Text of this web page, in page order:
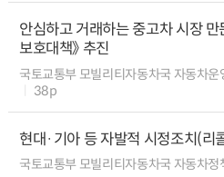
안심하고 거래하는 중고차 시장 만
보호대책》 추진
국토교통부 모빌리티자동차국 자동차운
38p
현대·기아 등 자발적 시정조치(리
국토교통부 모빌리티자동차국 자동차정